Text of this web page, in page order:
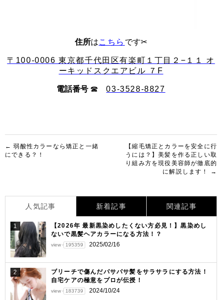
住所はこちら です✂︎
〒100-0006 東京都千代田区有楽町１丁目２−１１ オ
ーキッドスクエアビル ７F
電話番号 ☎︎03-3528-8827
投
ビ
ー
シ
ョ
ン
← 弱酸性カラーなら矯正と一緒
にできる？！
【縮毛矯正とカラーを安全に行
うには？】美髪を作る正しい取
り組み方を現役美容師が徹底的
に解説します！ →
人気記事 新着記事 関連記事
1
【2026年 最新黒染めしたくない方必見！】黒染めし
ないで黒髪ヘアカラーになる方法！？
view 195359 2025/02/16
2
ブリーチで傷んだパサパサ髪をサラサラにする方法！
自宅ケアの極意をプロが伝授！
view 183739 2024/10/24